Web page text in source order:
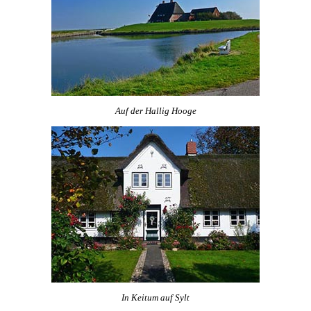
Auf der Hallig Hooge
In Keitum auf Sylt